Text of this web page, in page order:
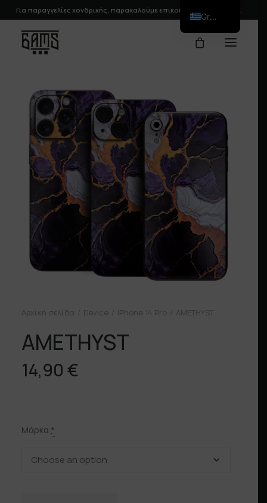
Για παραγγελίες χονδρικής, παρακαλούμε επικοινωνήστε μαζί μας.
Αρχική σελίδα Device iPhone 14 Pro AMETHYST
AMETHYST
14,90 €
Μάρκα *
Greek